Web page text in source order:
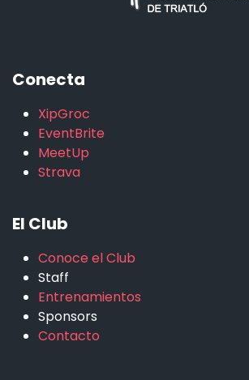
Conecta
XipGroc
EventBrite
MeetUp
Strava
El Club
Conoce el Club
Staff
Entrenamientos
Sponsors
Contacto